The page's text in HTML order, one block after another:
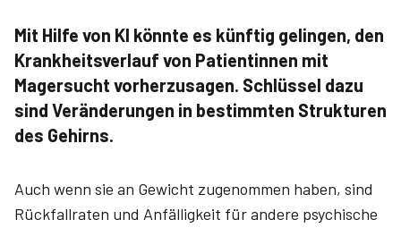
Mit Hilfe von KI könnte es künftig gelingen, den
Krankheitsverlauf von Patientinnen mit
Magersucht vorherzusagen. Schlüssel dazu
sind Veränderungen in bestimmten Strukturen
des Gehirns.
Auch wenn sie an Gewicht zugenommen haben, sind
Rückfallraten und Anfälligkeit für andere psychische